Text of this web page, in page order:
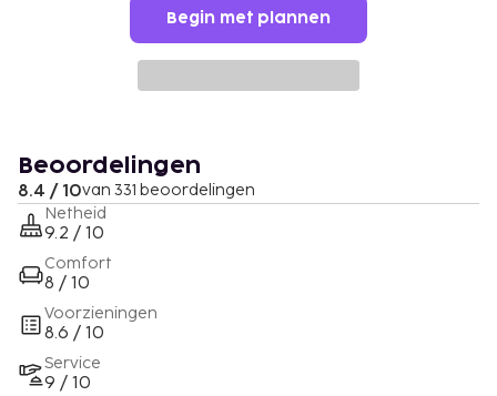
Begin met plannen
Beoordelingen
8.4 / 10van 331 beoordelingen
Netheid
9.2 / 10
Comfort
8 / 10
Voorzieningen
8.6 / 10
Service
9 / 10